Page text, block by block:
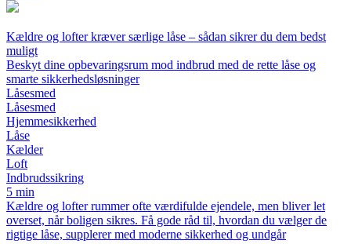
Kældre og lofter kræver særlige låse – sådan sikrer du dem bedst
muligt
Beskyt dine opbevaringsrum mod indbrud med de rette låse og
smarte sikkerhedsløsninger
Låsesmed
Låsesmed
Hjemmesikkerhed
Låse
Kælder
Loft
Indbrudssikring
5 min
Kældre og lofter rummer ofte værdifulde ejendele, men bliver let
overset, når boligen sikres. Få gode råd til, hvordan du vælger de
rigtige låse, supplerer med moderne sikkerhed og undgår